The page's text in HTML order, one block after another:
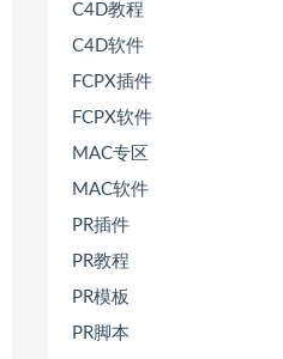
C4D教程
C4D软件
FCPX插件
FCPX软件
MAC专区
MAC软件
PR插件
PR教程
PR模板
PR脚本